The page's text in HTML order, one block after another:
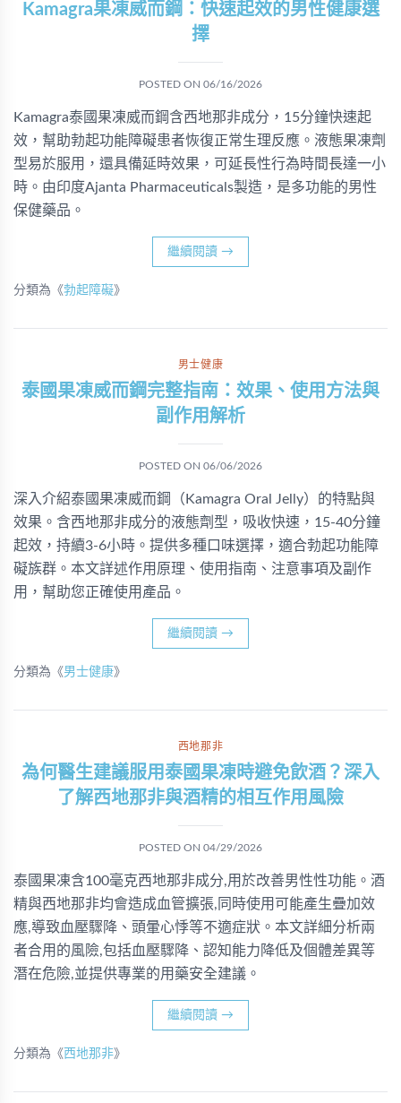
Kamagra果凍威而鋼：快速起效的男性健康選
擇
POSTED ON 06/16/2026
Kamagra泰國果凍威而鋼含西地那非成分，15分鐘快速起
效，幫助勃起功能障礙患者恢復正常生理反應。液態果凍劑
型易於服用，還具備延時效果，可延長性行為時間長達一小
時。由印度Ajanta Pharmaceuticals製造，是多功能的男性
保健藥品。
繼續閱讀 →
分類為《勃起障礙》
男士健康
泰國果凍威而鋼完整指南：效果、使用方法與
副作用解析
POSTED ON 06/06/2026
深入介紹泰國果凍威而鋼（Kamagra Oral Jelly）的特點與
效果。含西地那非成分的液態劑型，吸收快速，15-40分鐘
起效，持續3-6小時。提供多種口味選擇，適合勃起功能障
礙族群。本文詳述作用原理、使用指南、注意事項及副作
用，幫助您正確使用產品。
繼續閱讀 →
分類為《男士健康》
西地那非
為何醫生建議服用泰國果凍時避免飲酒？深入
了解西地那非與酒精的相互作用風險
POSTED ON 04/29/2026
泰國果凍含100毫克西地那非成分,用於改善男性性功能。酒
精與西地那非均會造成血管擴張,同時使用可能產生疊加效
應,導致血壓驟降、頭暈心悸等不適症狀。本文詳細分析兩
者合用的風險,包括血壓驟降、認知能力降低及個體差異等
潛在危險,並提供專業的用藥安全建議。
繼續閱讀 →
分類為《西地那非》